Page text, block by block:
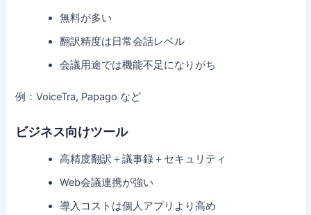
無料が多い
翻訳精度は日常会話レベル
会議用途では機能不足になりがち
例：VoiceTra, Papago など
ビジネス向けツール
高精度翻訳＋議事録＋セキュリティ
Web会議連携が強い
導入コストは個人アプリより高め